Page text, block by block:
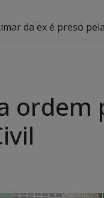
da ex é preso
ordem